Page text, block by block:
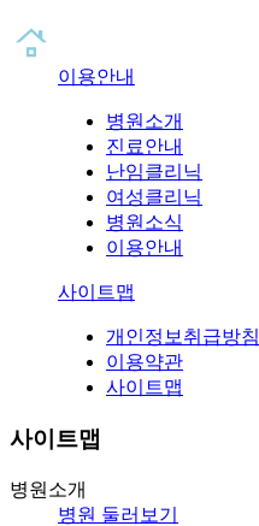
이용안내
병원소개
진료안내
난임클리닉
여성클리닉
병원소식
이용안내
사이트맵
개인정보취급방침
이용약관
사이트맵
사이트맵
병원소개
병원 둘러보기